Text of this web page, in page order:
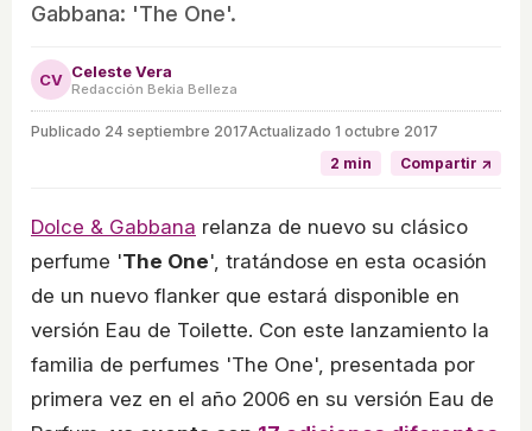
Gabbana: 'The One'.
CV Celeste Vera
Redacción Bekia Belleza
Publicado 24 septiembre 2017Actualizado 1 octubre 2017
2 min
Compartir ↗
Dolce & Gabbana relanza de nuevo su clásico
perfume 'The One', tratándose en esta ocasión
de un nuevo flanker que estará disponible en
versión Eau de Toilette. Con este lanzamiento la
familia de perfumes 'The One', presentada por
primera vez en el año 2006 en su versión Eau de